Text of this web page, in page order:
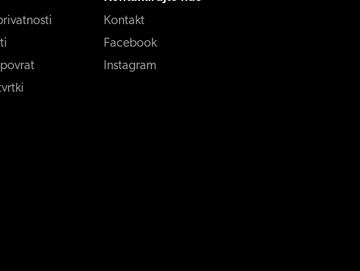
Kontakt
Facebook
Instagram